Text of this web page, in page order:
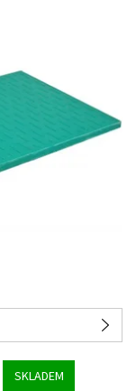
SKLADEM